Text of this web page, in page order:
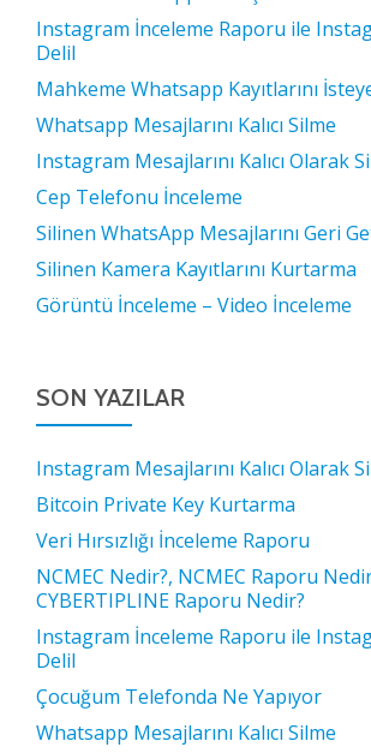
Instagram İnceleme Raporu ile
Delil
Mahkeme Whatsapp Kayıtlarını
Whatsapp Mesajlarını Kalıcı Silme
Instagram Mesajlarını Kalıcı Olarak
Cep Telefonu İnceleme
Silinen WhatsApp Mesajlarını Geri
Silinen Kamera Kayıtlarını Kurtarma
Görüntü İnceleme – Video İnceleme
SON YAZILAR
Instagram Mesajlarını Kalıcı Olarak
Bitcoin Private Key Kurtarma
Veri Hırsızlığı İnceleme Raporu
NCMEC Nedir?, NCMEC Raporu
CYBERTIPLINE Raporu Nedir?
Instagram İnceleme Raporu ile
Delil
Çocuğum Telefonda Ne Yapıyor
Whatsapp Mesajlarını Kalıcı Silme